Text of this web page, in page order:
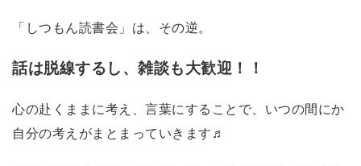
「しつもん読書会」は、その逆。
話は脱線するし、雑談も大歓迎！！
心の赴くままに考え、言葉にすることで、いつの間にか
自分の考えがまとまっていきます♬